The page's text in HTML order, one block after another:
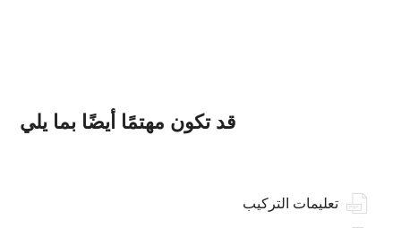
قد تكون مهتمًا أيضًا بما يلي
تعليمات التركيب